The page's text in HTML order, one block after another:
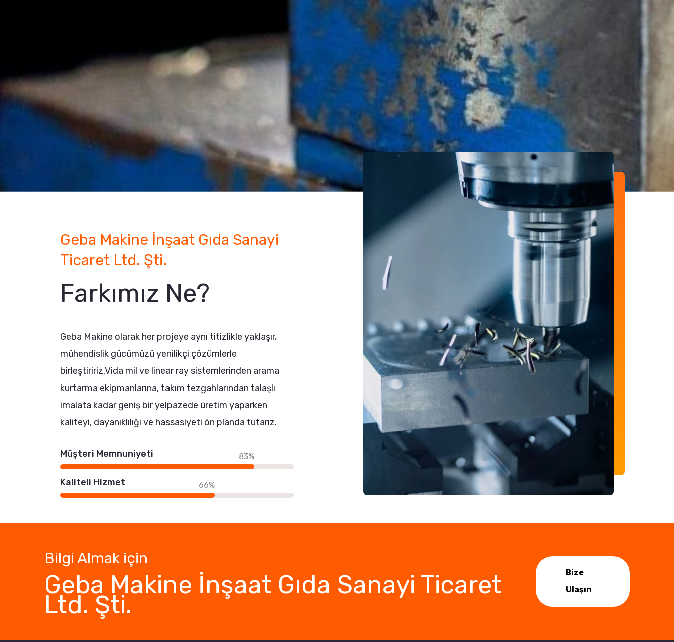
Geba Makine İnşaat Gıda Sanayi
Ticaret Ltd. Şti.
Farkımız Ne?
Geba Makine olarak her projeye aynı titizlikle yaklaşır,
mühendislik gücümüzü yenilikçi çözümlerle
birleştiririz.Vida mil ve linear ray sistemlerinden arama
kurtarma ekipmanlarına, takım tezgahlarından talaşlı
imalata kadar geniş bir yelpazede üretim yaparken
kaliteyi, dayanıklılığı ve hassasiyeti ön planda tutarız.
Müşteri Memnuniyeti 83%
Kaliteli Hizmet 66%
Bilgi Almak için
Geba Makine İnşaat Gıda Sanayi Ticaret
Ltd. Şti.
Bize
Ulaşın